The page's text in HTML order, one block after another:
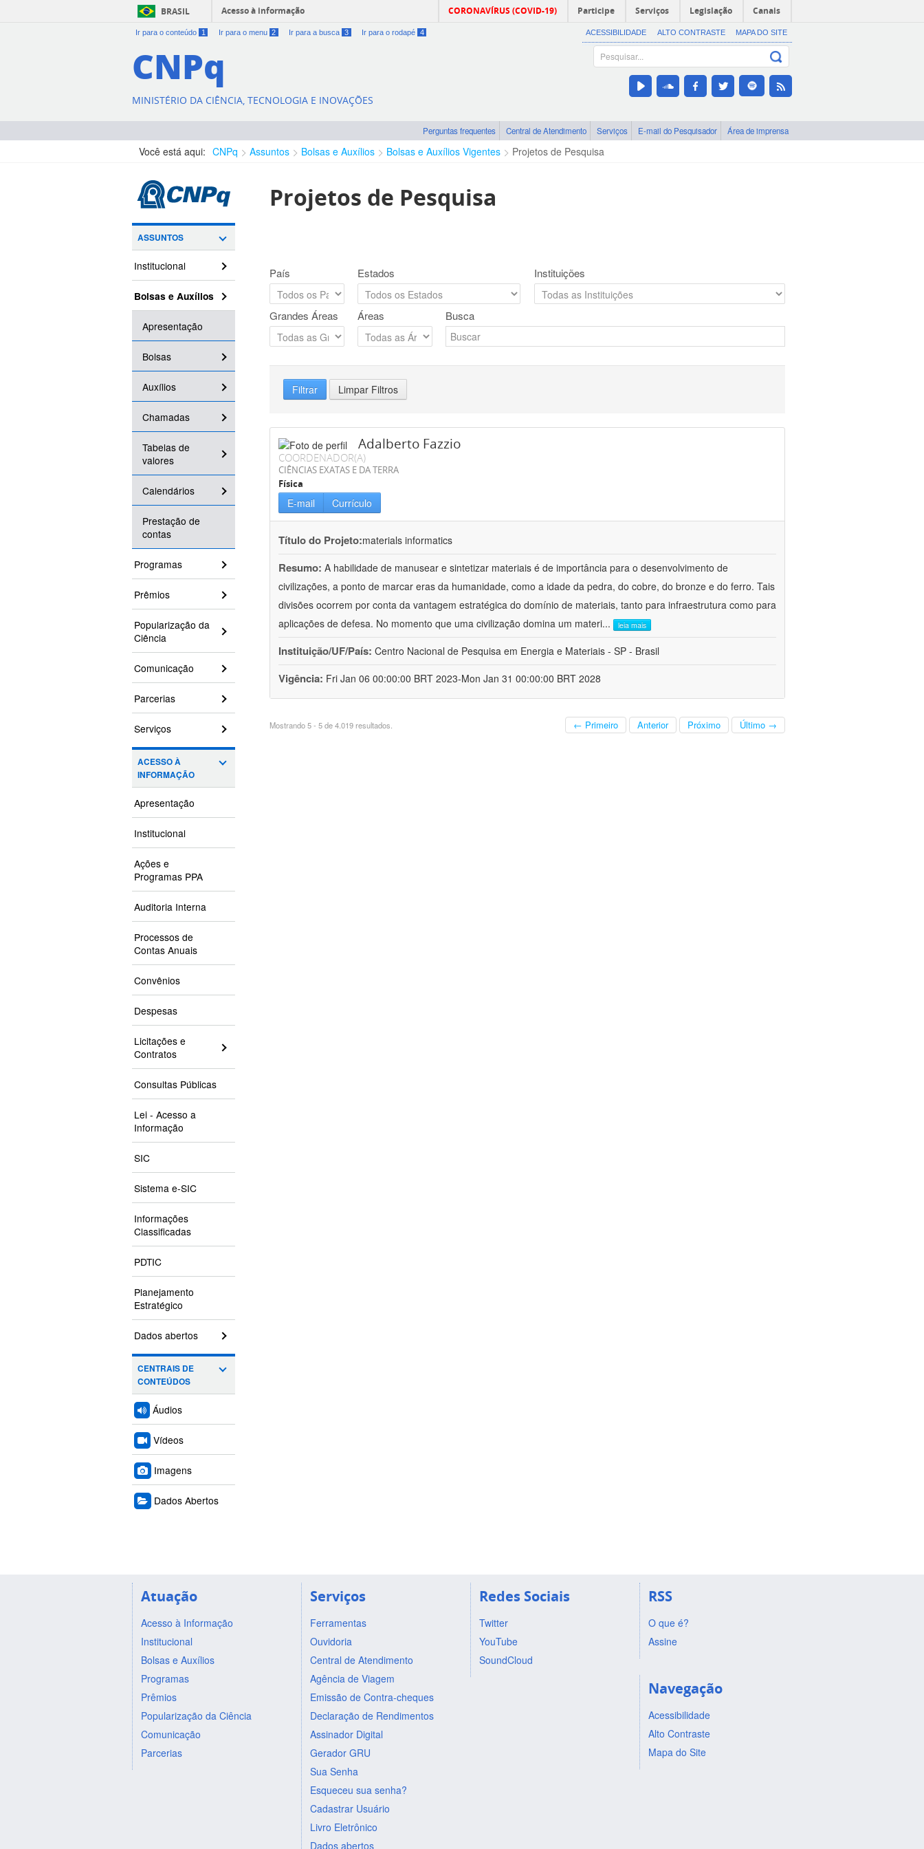
BRASIL Acesso à informação CORONAVÍRUS (COVID-19) Participe Serviços Legislação Canais
Ir para o conteúdo 1 Ir para o menu 2 Ir para a busca 3 Ir para o rodapé 4 ACESSIBILIDADE ALTO CONTRASTE MAPA DO SITE
CNPq
MINISTÉRIO DA CIÊNCIA, TECNOLOGIA E INOVAÇÕES
Perguntas frequentes Central de Atendimento Serviços E-mail do Pesquisador Área de imprensa
Você está aqui: CNPq Assuntos Bolsas e Auxílios Bolsas e Auxílios Vigentes Projetos de Pesquisa
ASSUNTOS
Institucional
Bolsas e Auxílios
Apresentação
Bolsas
Auxílios
Chamadas
Tabelas de
valores
Calendários
Prestação de
contas
Programas
Prêmios
Popularização da
Ciência
Comunicação
Parcerias
Serviços
ACESSO À
INFORMAÇÃO
Apresentação
Institucional
Ações e
Programas PPA
Auditoria Interna
Processos de
Contas Anuais
Convênios
Despesas
Licitações e
Contratos
Consultas Públicas
Lei - Acesso a
Informação
SIC
Sistema e-SIC
Informações
Classificadas
PDTIC
Planejamento
Estratégico
Dados abertos
CENTRAIS DE
CONTEÚDOS
Áudios
Vídeos
Imagens
Dados Abertos
Projetos de Pesquisa
País Estados Instituições
Grandes Áreas Áreas Busca
Filtrar Limpar Filtros
Adalberto Fazzio
COORDENADOR(A)
CIÊNCIAS EXATAS E DA TERRA
Física
E-mail Currículo
Título do Projeto:materials informatics
Resumo: A habilidade de manusear e sintetizar materiais é de importância para o desenvolvimento de
civilizações, a ponto de marcar eras da humanidade, como a idade da pedra, do cobre, do bronze e do ferro. Tais
divisões ocorrem por conta da vantagem estratégica do domínio de materiais, tanto para infraestrutura como para
aplicações de defesa. No momento que uma civilização domina um materi... leia mais
Instituição/UF/País: Centro Nacional de Pesquisa em Energia e Materiais - SP - Brasil
Vigência: Fri Jan 06 00:00:00 BRT 2023-Mon Jan 31 00:00:00 BRT 2028
Mostrando 5 - 5 de 4.019 resultados. ← Primeiro Anterior Próximo Último →
Atuação
Acesso à Informação
Institucional
Bolsas e Auxílios
Programas
Prêmios
Popularização da Ciência
Comunicação
Parcerias
Serviços
Ferramentas
Ouvidoria
Central de Atendimento
Agência de Viagem
Emissão de Contra-cheques
Declaração de Rendimentos
Assinador Digital
Gerador GRU
Sua Senha
Esqueceu sua senha?
Cadastrar Usuário
Livro Eletrônico
Dados abertos
Redes Sociais
Twitter
YouTube
SoundCloud
RSS
O que é?
Assine
Navegação
Acessibilidade
Alto Contraste
Mapa do Site